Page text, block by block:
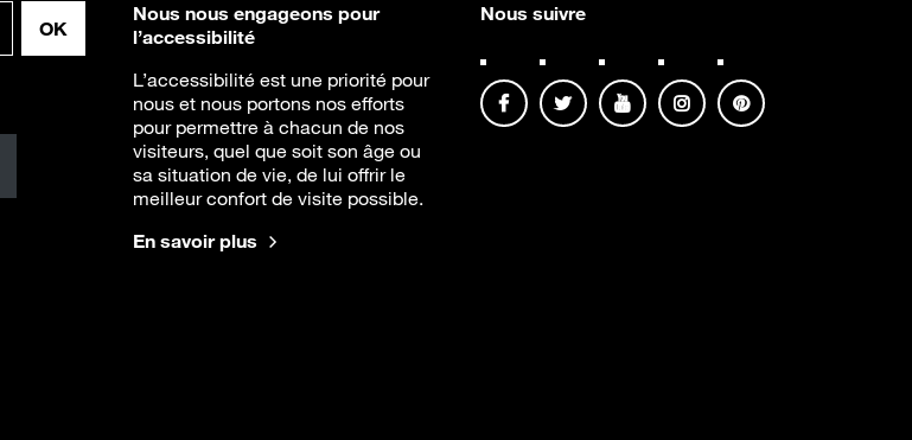
Nous nous engageons pour
l’accessibilité
L’accessibilité est une priorité pour
nous et nous portons nos efforts
pour permettre à chacun de nos
visiteurs, quel que soit son âge ou
sa situation de vie, de lui offrir le
meilleur confort de visite possible.
En savoir plus
Nous suivre